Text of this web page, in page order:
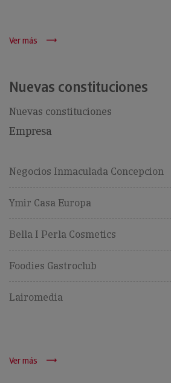
Ver más
Nuevas constituciones
Nuevas constituciones
Empresa
Negocios Inmaculada Concepcion
Ymir Casa Europa
Bella I Perla Cosmetics
Foodies Gastroclub
Lairomedia
Ver más